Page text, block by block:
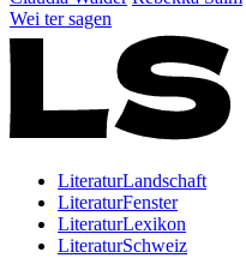
Wei ter sagen
LiteraturLandschaft
LiteraturFenster
LiteraturLexikon
LiteraturSchweiz